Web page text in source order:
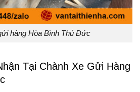
hàng Hòa Bình Thủ Đức
Tại Chành Xe Gửi Hàng